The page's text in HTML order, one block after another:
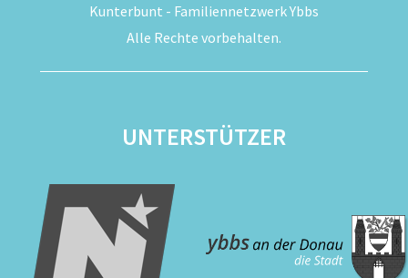
Kunterbunt - Familiennetzwerk Ybbs
Alle Rechte vorbehalten.
UNTERSTÜTZER